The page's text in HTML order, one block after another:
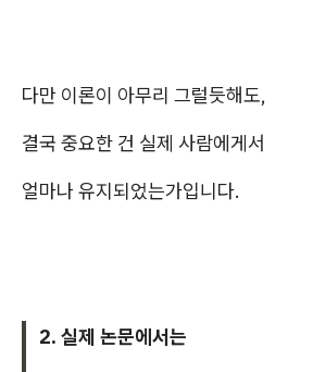
다만 이론이 아무리 그럴듯해도,
결국 중요한 건 실제 사람에게서
얼마나 유지되었는가입니다.
2. 실제 논문에서는